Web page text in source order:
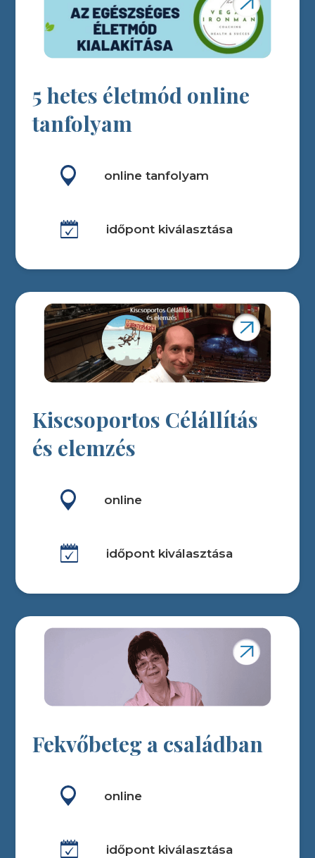
5 hetes életmód online
tanfolyam
online tanfolyam
időpont kiválasztása
Kiscsoportos Célállítás
és elemzés
online
időpont kiválasztása
Fekvőbeteg a családban
online
időpont kiválasztása